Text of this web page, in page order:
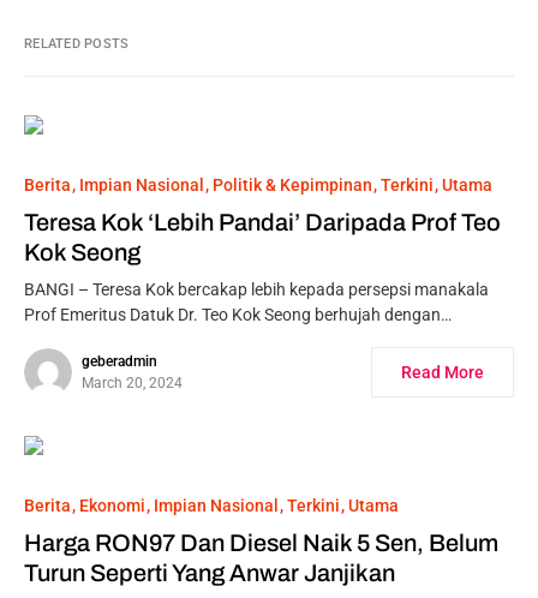
RELATED POSTS
Berita Impian Nasional Politik & Kepimpinan Terkini Utama
Teresa Kok ‘Lebih Pandai’ Daripada Prof Teo
Kok Seong
BANGI – Teresa Kok bercakap lebih kepada persepsi manakala
Prof Emeritus Datuk Dr. Teo Kok Seong berhujah dengan…
geberadmin
March 20, 2024
Read More
Berita Ekonomi Impian Nasional Terkini Utama
Harga RON97 Dan Diesel Naik 5 Sen, Belum
Turun Seperti Yang Anwar Janjikan